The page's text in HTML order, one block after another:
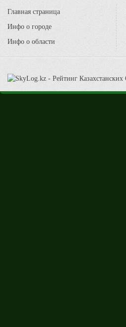
Главная страница
Инфо о городе
Инфо о области